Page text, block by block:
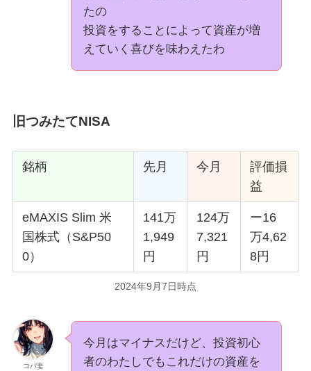
たの
投資をすることによって資産が増
えていく喜びを味わえたわ
旧つみたてNISA
銘柄 先月 今月
評価損
益
eMAXIS Slim 米
国株式（S&P50
0）
141万
1,949
円
124万
7,321
円
ー16
万4,62
8円
2024年9月7日時点
コバ妻
今月はマイナスだけど、投資初心
者のわたしでもこれだけの資産を